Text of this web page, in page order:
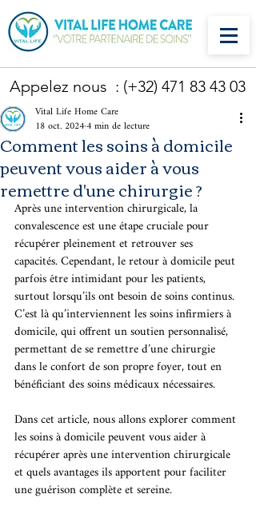
Appelez nous : (+32) 471 83 43 03
Comment les soins à domicile
peuvent vous aider à vous
remettre d'une chirurgie ?
Vital Life Home Care
18 oct. 20244 min de lecture
Après une intervention chirurgicale, la
convalescence est une étape cruciale pour
récupérer pleinement et retrouver ses
capacités. Cependant, le retour à domicile peut
parfois être intimidant pour les patients,
surtout lorsqu’ils ont besoin de soins continus.
C’est là qu’interviennent les soins infirmiers à
domicile, qui offrent un soutien personnalisé,
permettant de se remettre d’une chirurgie
dans le confort de son propre foyer, tout en
bénéficiant des soins médicaux nécessaires.
Dans cet article, nous allons explorer comment
les soins à domicile peuvent vous aider à
récupérer après une intervention chirurgicale
et quels avantages ils apportent pour faciliter
une guérison complète et sereine.